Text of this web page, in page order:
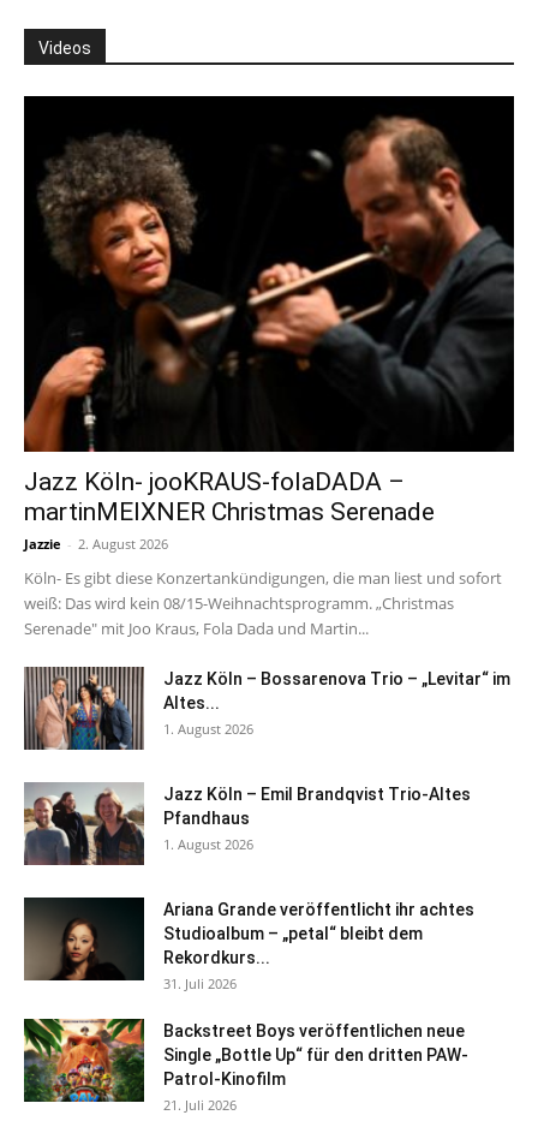
Videos
Jazz Köln- jooKRAUS-folaDADA –
martinMEIXNER Christmas Serenade
Jazzie - 2. August 2026
Köln- Es gibt diese Konzertankündigungen, die man liest und sofort
weiß: Das wird kein 08/15-Weihnachtsprogramm. „Christmas
Serenade" mit Joo Kraus, Fola Dada und Martin...
Jazz Köln – Bossarenova Trio – „Levitar“ im
Altes...
1. August 2026
Jazz Köln – Emil Brandqvist Trio-Altes
Pfandhaus
1. August 2026
Ariana Grande veröffentlicht ihr achtes
Studioalbum – „petal“ bleibt dem
Rekordkurs...
31. Juli 2026
Backstreet Boys veröffentlichen neue
Single „Bottle Up“ für den dritten PAW-
Patrol-Kinofilm
21. Juli 2026